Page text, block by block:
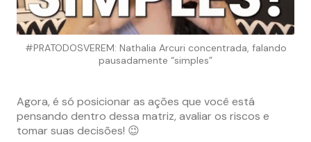
#PRATODOSVEREM: Nathalia Arcuri concentrada, falando
pausadamente “simples”
Agora, é só posicionar as ações que você está
pensando dentro dessa matriz, avaliar os riscos e
tomar suas decisões! 😉